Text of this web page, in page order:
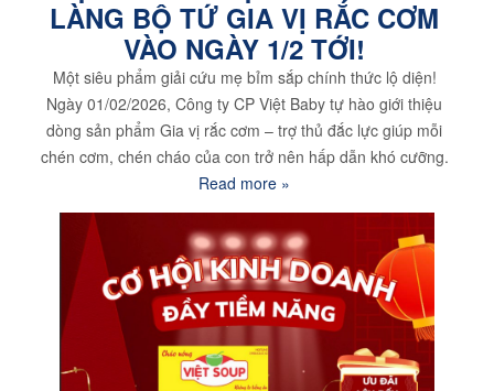
LÀNG BỘ TỨ GIA VỊ RẮC CƠM
VÀO NGÀY 1/2 TỚI!
Một siêu phẩm giải cứu mẹ bỉm sắp chính thức lộ diện!
Ngày 01/02/2026, Công ty CP Việt Baby tự hào giới thiệu
dòng sản phẩm Gia vị rắc cơm – trợ thủ đắc lực giúp mỗi
chén cơm, chén cháo của con trở nên hấp dẫn khó cưỡng.
Read more »